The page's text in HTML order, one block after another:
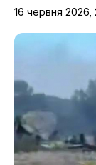
16 червня 2026,